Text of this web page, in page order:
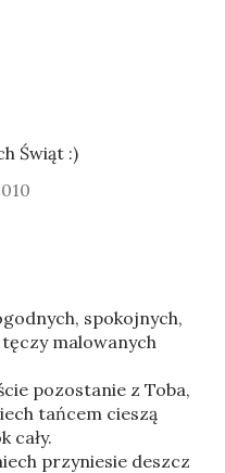
Świąt :)
spokojnych,
malowanych
pozostanie z Toba,
tańcem cieszą
cały.
przyniesie deszcz